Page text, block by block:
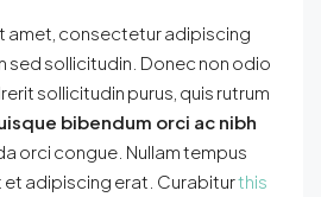
amet, consectetur adipiscing
sed sollicitudin. Donec non odio
sollicitudin purus, quis rutrum
bibendum orci ac nibh
orci congue. Nullam tempus
et adipiscing erat. Curabiturthis